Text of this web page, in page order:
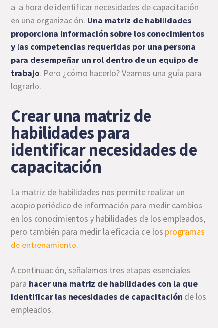
a la hora de identificar necesidades de capacitación
en una organización. Una matriz de habilidades
proporciona información sobre los conocimientos
y las competencias requeridas por una persona
para desempeñar un rol dentro de un equipo de
trabajo. Pero ¿cómo hacerlo? Veamos una guía para
lograrlo.
Crear una matriz de
habilidades para
identificar necesidades de
capacitación
La matriz de habilidades nos permite realizar un
acopio periódico de información para medir cambios
en los conocimientos y habilidades de los empleados,
pero también para medir la eficacia de los programas
de entrenamiento.
A continuación, señalamos tres etapas esenciales
para hacer una matriz de habilidades con la que
identificar las necesidades de capacitación de los
empleados.